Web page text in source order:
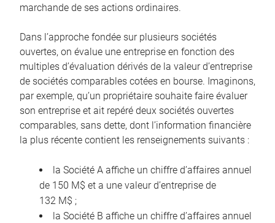
marchande de ses actions ordinaires.
Dans l’approche fondée sur plusieurs sociétés
ouvertes, on évalue une entreprise en fonction des
multiples d’évaluation dérivés de la valeur d’entreprise
de sociétés comparables cotées en bourse. Imaginons,
par exemple, qu’un propriétaire souhaite faire évaluer
son entreprise et ait repéré deux sociétés ouvertes
comparables, sans dette, dont l’information financière
la plus récente contient les renseignements suivants :
la Société A affiche un chiffre d’affaires annuel
de 150 M$ et a une valeur d’entreprise de
132 M$ ;
la Société B affiche un chiffre d’affaires annuel